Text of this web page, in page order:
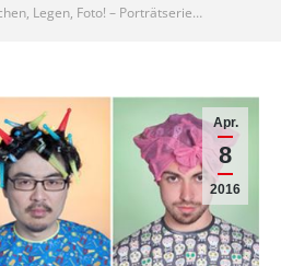
Legen, Foto! – Porträtserie…
Apr.
8
2016